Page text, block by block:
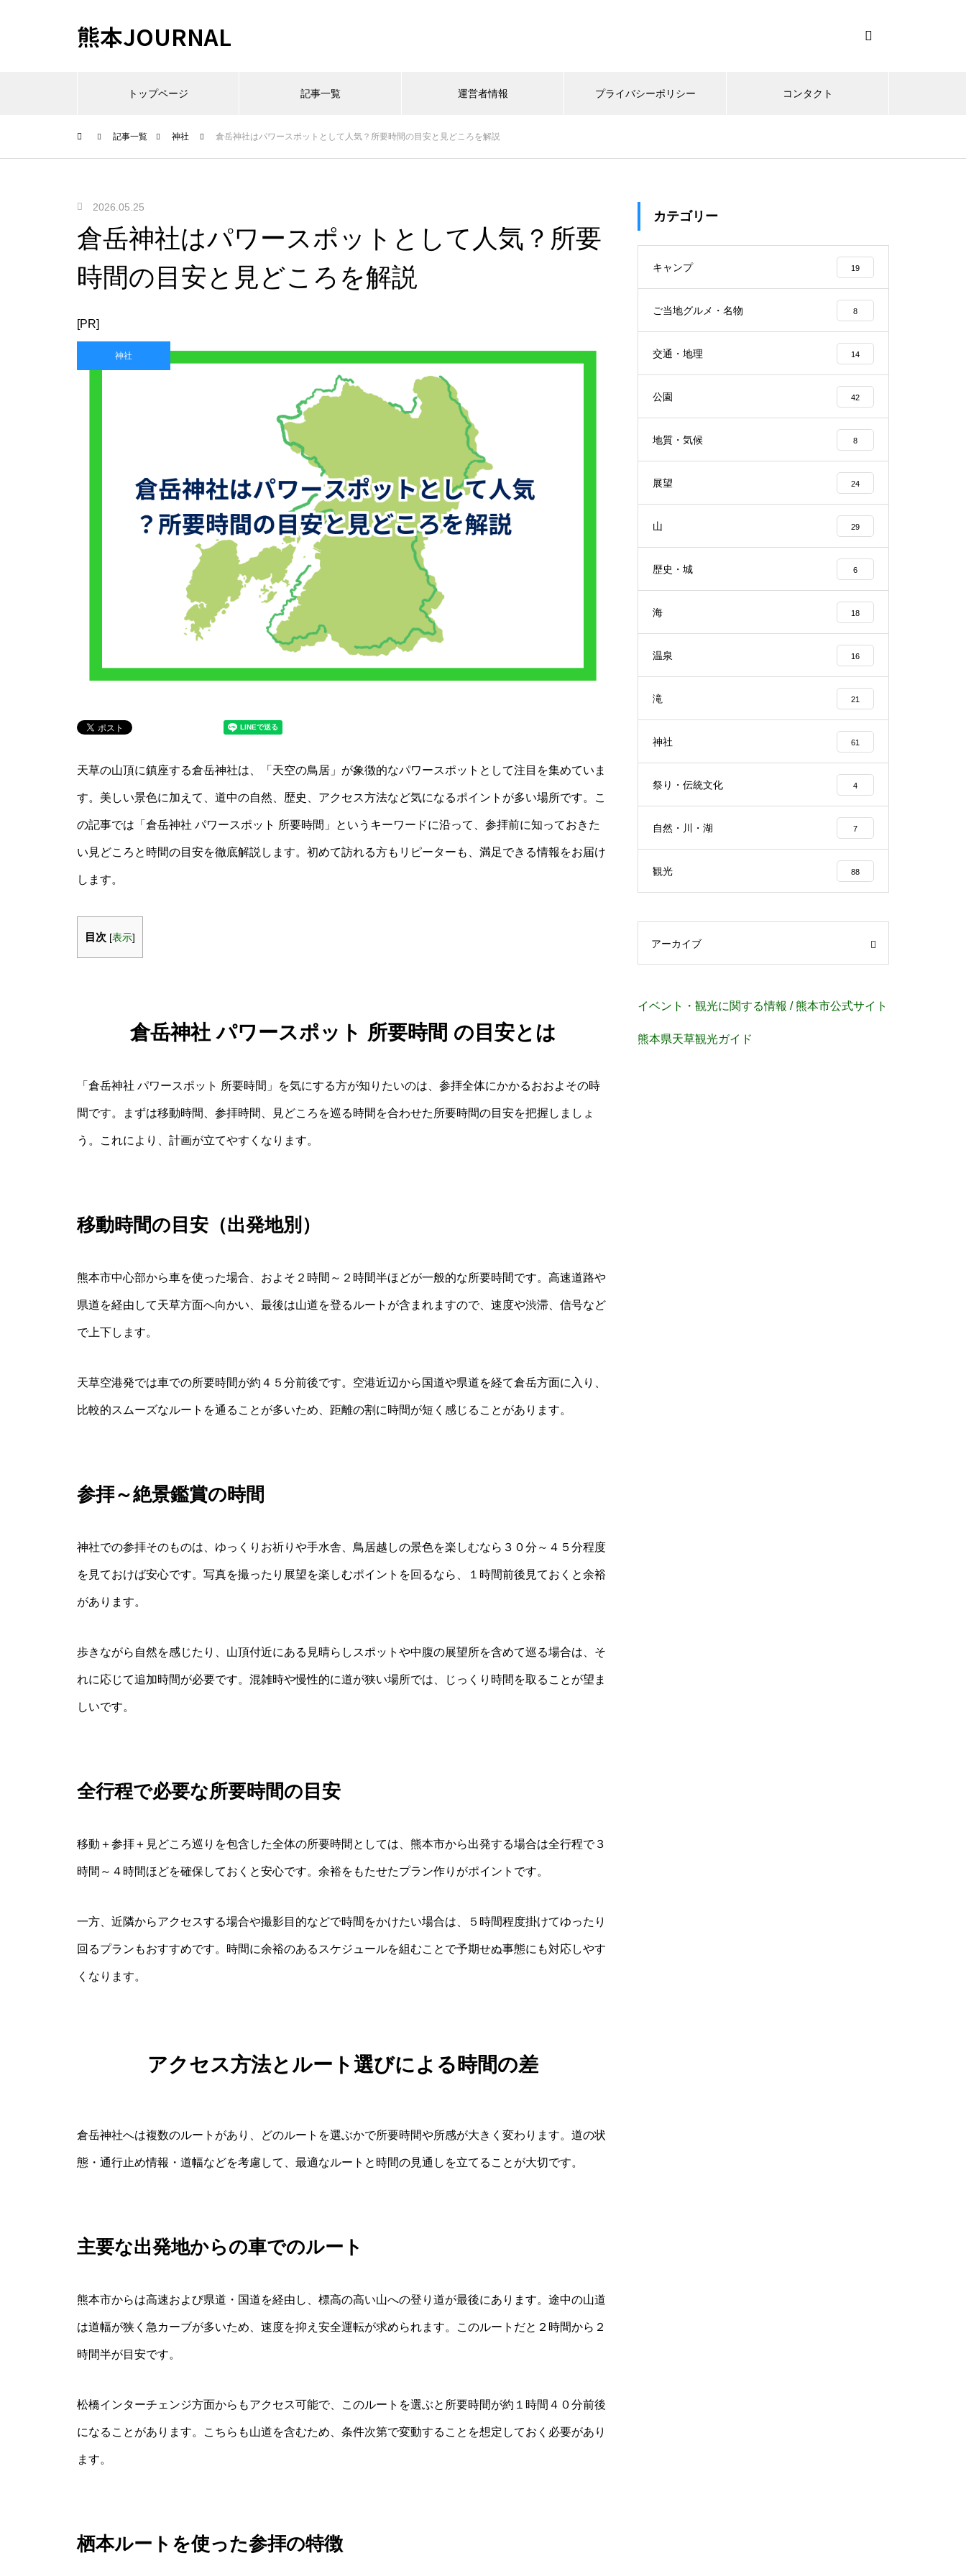
熊本JOURNAL
トップページ 記事一覧 運営者情報 プライバシーポリシー コンタクト
記事一覧 神社 倉岳神社はパワースポットとして人気？所要時間の目安と見どころを解説
2026.05.25
倉岳神社はパワースポットとして人気？所要
時間の目安と見どころを解説
[PR]
神社
天草の山頂に鎮座する倉岳神社は、「天空の鳥居」が象徴的なパワースポットとして注目を集めていま
す。美しい景色に加えて、道中の自然、歴史、アクセス方法など気になるポイントが多い場所です。こ
の記事では「倉岳神社 パワースポット 所要時間」というキーワードに沿って、参拝前に知っておきた
い見どころと時間の目安を徹底解説します。初めて訪れる方もリピーターも、満足できる情報をお届け
します。
目次 [表示]
倉岳神社 パワースポット 所要時間 の目安とは
「倉岳神社 パワースポット 所要時間」を気にする方が知りたいのは、参拝全体にかかるおおよその時
間です。まずは移動時間、参拝時間、見どころを巡る時間を合わせた所要時間の目安を把握しましょ
う。これにより、計画が立てやすくなります。
移動時間の目安（出発地別）
熊本市中心部から車を使った場合、およそ２時間～２時間半ほどが一般的な所要時間です。高速道路や
県道を経由して天草方面へ向かい、最後は山道を登るルートが含まれますので、速度や渋滞、信号など
で上下します。
天草空港発では車での所要時間が約４５分前後です。空港近辺から国道や県道を経て倉岳方面に入り、
比較的スムーズなルートを通ることが多いため、距離の割に時間が短く感じることがあります。
参拝～絶景鑑賞の時間
神社での参拝そのものは、ゆっくりお祈りや手水舎、鳥居越しの景色を楽しむなら３０分～４５分程度
を見ておけば安心です。写真を撮ったり展望を楽しむポイントを回るなら、１時間前後見ておくと余裕
があります。
歩きながら自然を感じたり、山頂付近にある見晴らしスポットや中腹の展望所を含めて巡る場合は、そ
れに応じて追加時間が必要です。混雑時や慢性的に道が狭い場所では、じっくり時間を取ることが望ま
しいです。
全行程で必要な所要時間の目安
移動＋参拝＋見どころ巡りを包含した全体の所要時間としては、熊本市から出発する場合は全行程で３
時間～４時間ほどを確保しておくと安心です。余裕をもたせたプラン作りがポイントです。
一方、近隣からアクセスする場合や撮影目的などで時間をかけたい場合は、５時間程度掛けてゆったり
回るプランもおすすめです。時間に余裕のあるスケジュールを組むことで予期せぬ事態にも対応しやす
くなります。
アクセス方法とルート選びによる時間の差
倉岳神社へは複数のルートがあり、どのルートを選ぶかで所要時間や所感が大きく変わります。道の状
態・通行止め情報・道幅などを考慮して、最適なルートと時間の見通しを立てることが大切です。
主要な出発地からの車でのルート
熊本市からは高速および県道・国道を経由し、標高の高い山への登り道が最後にあります。途中の山道
は道幅が狭く急カーブが多いため、速度を抑え安全運転が求められます。このルートだと２時間から２
時間半が目安です。
松橋インターチェンジ方面からもアクセス可能で、このルートを選ぶと所要時間が約１時間４０分前後
になることがあります。こちらも山道を含むため、条件次第で変動することを想定しておく必要があり
ます。
栖本ルートを使った参拝の特徴
カテゴリー
キャンプ 19
ご当地グルメ・名物 8
交通・地理 14
公園 42
地質・気候 8
展望 24
山 29
歴史・城 6
海 18
温泉 16
滝 21
神社 61
祭り・伝統文化 4
自然・川・湖 7
観光 88
アーカイブ
イベント・観光に関する情報 / 熊本市公式サイト
熊本県天草観光ガイド